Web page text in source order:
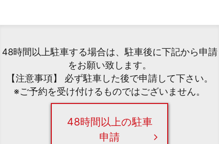
48時間以上駐車する場合は、駐車後に下記から申請
をお願い致します。
【注意事項】 必ず駐車した後で申請して下さい。
※ご予約を受け付けるものではございません。
48時間以上の駐車
申請